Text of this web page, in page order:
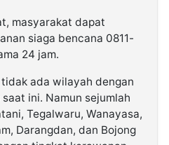
masyarakat dapat
siaga bencana 0811-
24 jam.
ada wilayah dengan
ini. Namun sejumlah
Tegalwaru, Wanayasa,
Darangdan, dan Bojong